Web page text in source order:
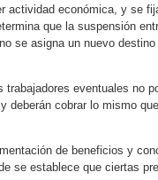
actividad económica, y se
que la suspensión
se asigna un nuevo
eventuales no
deberán cobrar lo mismo
de beneficios y
se establece que ciertas